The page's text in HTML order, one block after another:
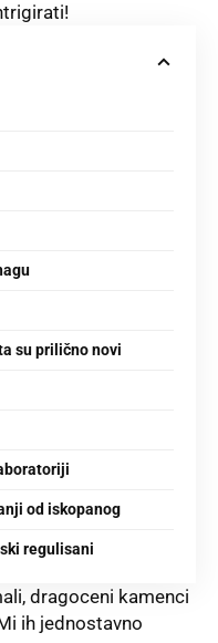
su prilično novi
od iskopanog
regulisani
dragoceni kamenci
ih jednostavno